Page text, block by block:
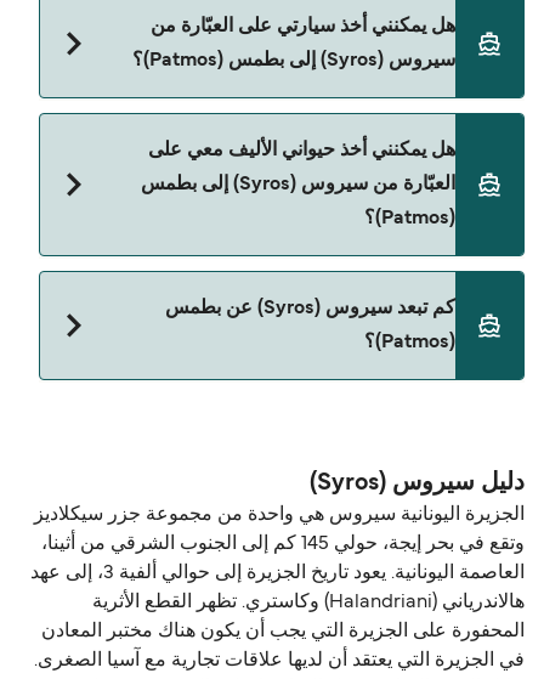
نعم، يمكنك السفر كراكب بدون سيارة من سيروس
(Syros) إلى بطمس (Patmos) مع:
هل يمكنني أخذ سيارتي على العبّارة من
سيروس (Syros) إلى بطمس (Patmos)؟
نعم، يمكنك السفر مع سيارتك على العبّارة من سيروس
Blue Star Ferries
هل يمكنني أخذ حيواني الأليف معي على
العبّارة من سيروس (Syros) إلى بطمس
(Patmos)؟
إلى جواز سفر للحيوان. يرجى مراجعة تعليمات شركات
العبّارات بخصوص الحيوانات. حالياً يمكنك أخذ حيواناتك
الأليفة على العبّارة مع:
كم تبعد سيروس (Syros) عن بطمس
(Patmos)؟
دليل سيروس (Syros)
الجزيرة اليونانية سيروس هي واحدة من مجموعة جزر سيكلاديز
وتقع في بحر إيجة، حولي 145 كم إلى الجنوب الشرقي من أثينا،
العاصمة اليونانية. يعود تاريخ الجزيرة إلى حوالي ألفية 3، إلى عهد
هالاندرياني (Halandriani) وكاستري. تظهر القطع الأثرية
المحفورة على الجزيرة التي يجب أن يكون هناك مختبر المعادن
في الجزيرة التي يعتقد أن لديها علاقات تجارية مع آسيا الصغرى.